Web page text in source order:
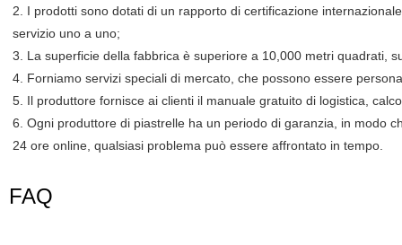
2. I prodotti sono dotati di un rapporto di certificazione
servizio uno a uno;
3. La superficie della fabbrica è superiore a 10,000 metri quadrati,
4. Forniamo servizi speciali di mercato, che possono essere
5. Il produttore fornisce ai clienti il manuale gratuito di logistica,
6. Ogni produttore di piastrelle ha un periodo di garanzia, in modo
24 ore online, qualsiasi problema può essere affrontato in tempo.
FAQ